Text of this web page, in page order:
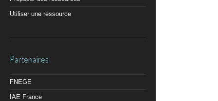
Utiliser une ressource
Partenaires
FNEGE
IAE France